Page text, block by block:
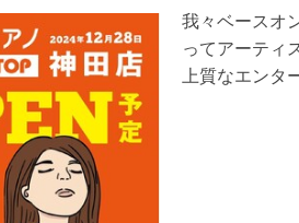
我々ベースオ
ってアーティ
上質なエンタ